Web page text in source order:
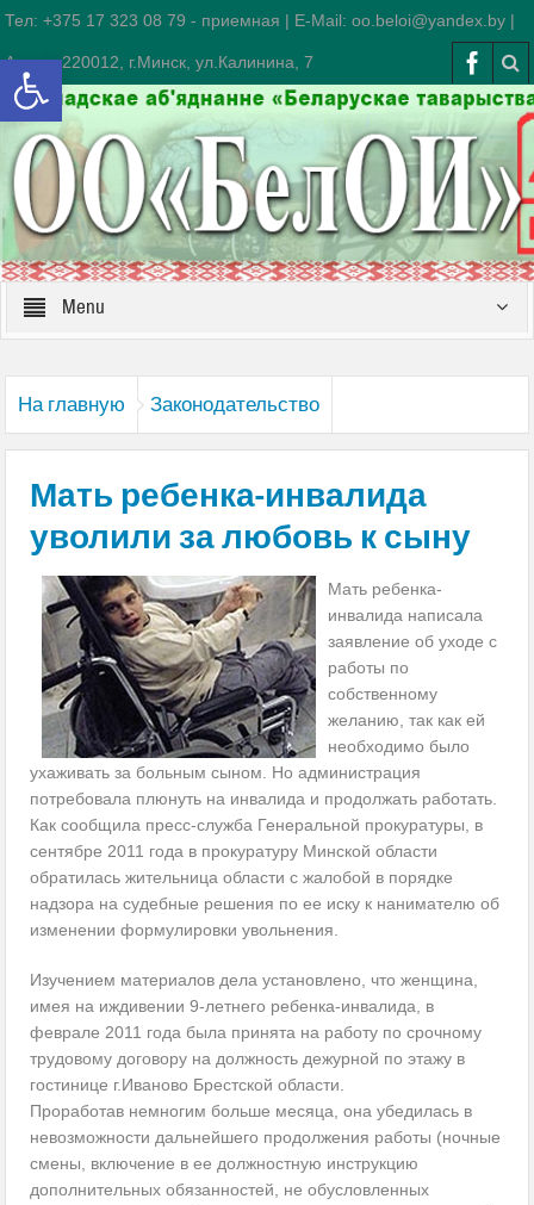
Тел: +375 17 323 08 79 - приемная | E-Mail: oo.beloi@yandex.by |
Адрес: 220012, г.Минск, ул.Калинина, 7
Menu
На главную Законодательство
Мать ребенка-инвалида
уволили за любовь к сыну
Мать ребенка-
инвалида написала
заявление об уходе с
работы по
собственному
желанию, так как ей
необходимо было
ухаживать за больным сыном. Но администрация
потребовала плюнуть на инвалида и продолжать работать.
Как сообщила пресс-служба Генеральной прокуратуры, в
сентябре 2011 года в прокуратуру Минской области
обратилась жительница области с жалобой в порядке
надзора на судебные решения по ее иску к нанимателю об
изменении формулировки увольнения.
Изучением материалов дела установлено, что женщина,
имея на иждивении 9-летнего ребенка-инвалида, в
феврале 2011 года была принята на работу по срочному
трудовому договору на должность дежурной по этажу в
гостинице г.Иваново Брестской области.
Проработав немногим больше месяца, она убедилась в
невозможности дальнейшего продолжения работы (ночные
смены, включение в ее должностную инструкцию
дополнительных обязанностей, не обусловленных
Открыть панель инструментов